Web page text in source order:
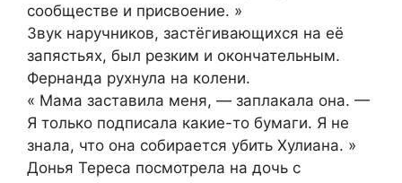
сообществе и присвоение. »
Звук наручников, застёгивающихся на её
запястьях, был резким и окончательным.
Фернанда рухнула на колени.
« Мама заставила меня, — заплакала она. —
Я только подписала какие-то бумаги. Я не
знала, что она собирается убить Хулиана. »
Донья Тереса посмотрела на дочь с